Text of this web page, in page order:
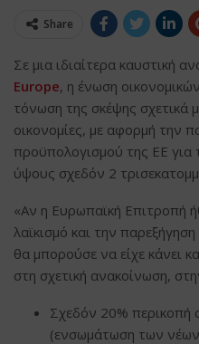
Share
Σε μια ιδιαίτερα καυστική
Europe, η ένωση
τόνωση της σκέψης σχετικά
οικονομίες, με αφορμή την
προϋπολογισμού της ΕΕ
ύψους σχεδόν 2
«Αν η Ευρωπαϊκή Επιτροπή
λαϊκισμό και την
θα μπορούσε να είχε κάνει
στη σχετική ανακοίνωση,
Σχεδόν 20%
(ενσωμάτωση των